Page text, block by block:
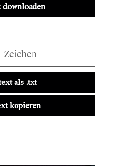
downloaden
Zeichen
als .txt
kopieren